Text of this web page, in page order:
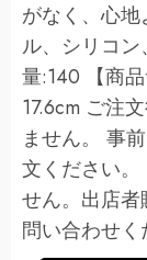
がなく、心
ル、シリコ
量:140 【商
17.6cm ご注
ません。 事
文ください
せん。出店
問い合わせく